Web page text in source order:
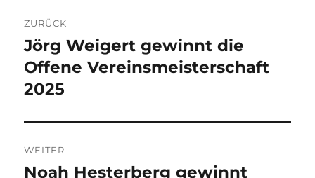
ZURÜCK
Vorheriger
Beitrag:
Jörg Weigert gewinnt die
Offene Vereinsmeisterschaft
2025
WEITER
Nächster
Noah Hesterberg gewinnt